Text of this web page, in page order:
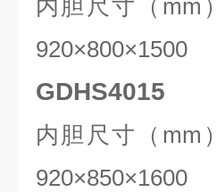
内胆尺寸（mm）
920×800×1500
GDHS4015
内胆尺寸（mm）
920×850×1600